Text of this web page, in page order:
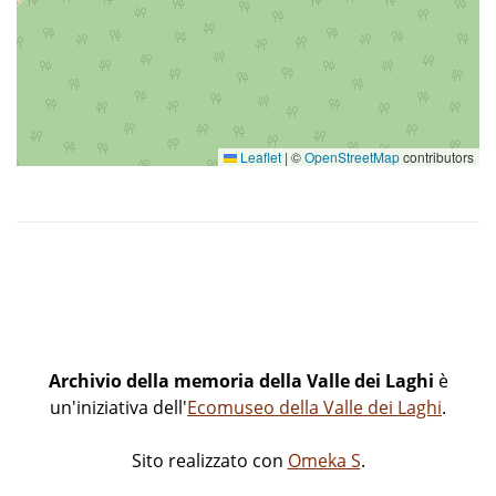
Leaflet | ©OpenStreetMapcontributors
Archivio della memoria della Valle dei Laghi è
un'iniziativa dell'Ecomuseo della Valle dei Laghi.
Sito realizzato con Omeka S.